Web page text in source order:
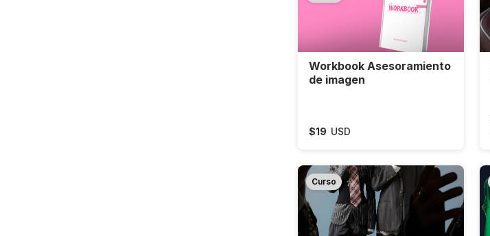
Workbook Asesoramiento
de imagen
$19 USD
Curso